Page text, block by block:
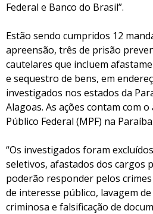
Federal e Banco do Brasil”.
Estão sendo cumpridos 12
apreensão, três de prisão
cautelares que incluem
e sequestro de bens, em
investigados nos estados da
Alagoas. As ações contam com
Público Federal (MPF) na Paraíba.
“Os investigados foram
seletivos, afastados dos cargos
poderão responder pelos
de interesse público, lavagem
criminosa e falsificação de